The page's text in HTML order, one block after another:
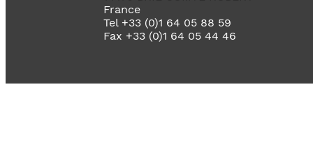
France
Tel +33 (0)1 64 05 88 59
Fax +33 (0)1 64 05 44 46